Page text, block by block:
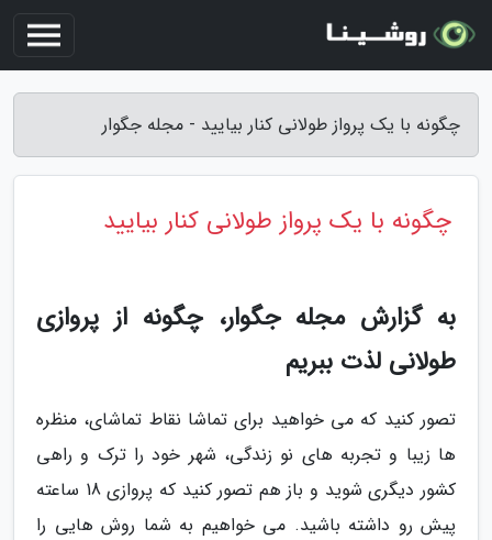
چگونه با یک پرواز طولانی کنار بیایید - مجله جگوار
چگونه با یک پرواز طولانی کنار بیایید
به گزارش مجله جگوار، چگونه از پروازی
طولانی لذت ببریم
تصور کنید که می خواهید برای تماشا نقاط تماشای، منظره
ها زیبا و تجربه های نو زندگی، شهر خود را ترک و راهی
کشور دیگری شوید و باز هم تصور کنید که پروازی 18 ساعته
پیش رو داشته باشید. می خواهیم به شما روش هایی را